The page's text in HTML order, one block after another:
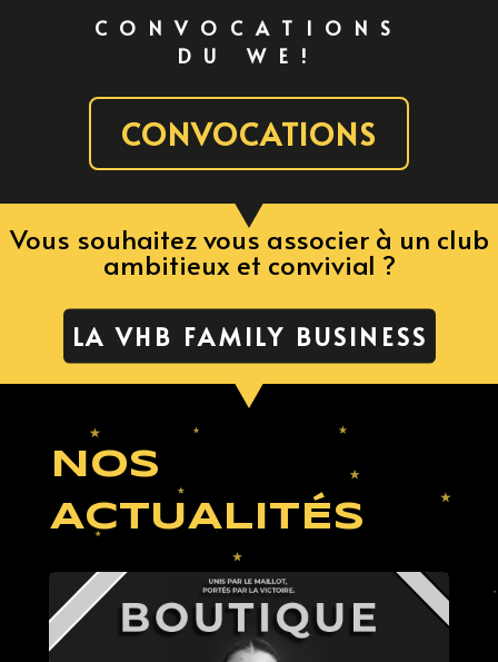
CONVOCATIONS
DU WE!
CONVOCATIONS
Vous souhaitez vous associer à un club
ambitieux et convivial ?
LA VHB FAMILY BUSINESS
NOS
ACTUALITÉS